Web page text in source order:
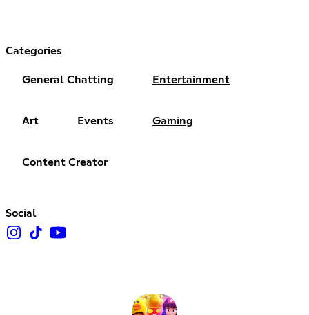
Categories
General Chatting Entertainment
Art Events Gaming
Content Creator
Social